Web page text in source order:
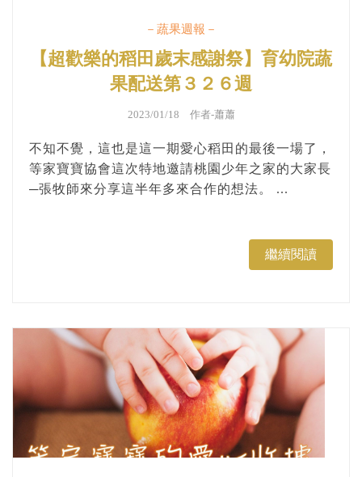
－蔬果週報－
【超歡樂的稻田歲末感謝祭】育幼院蔬
果配送第３２６週
2023/01/18 作者-蕭蕭
不知不覺，這也是這一期愛心稻田的最後一場了，
等家寶寶協會這次特地邀請桃園少年之家的大家長
─張牧師來分享這半年多來合作的想法。 ...
繼續閱讀